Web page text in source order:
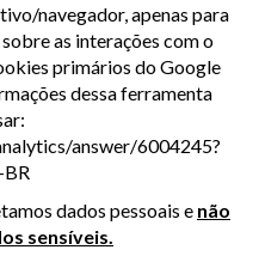
navegador, apenas para
as interações com o
primários do Google
dessa ferramenta
answer/6004245?
dados pessoais e não
sensíveis.